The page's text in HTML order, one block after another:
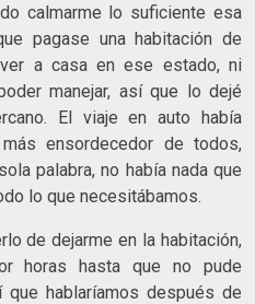
calmarme lo suficiente esa
pagase una habitación de
a casa en ese estado, ni
manejar, así que lo dejé
El viaje en auto había
ensordecedor de todos,
palabra, no había nada que
lo que necesitábamos.
de dejarme en la habitación,
horas hasta que no pude
hablaríamos después de